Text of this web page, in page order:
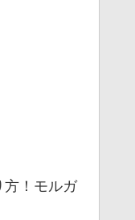
方！モルガ